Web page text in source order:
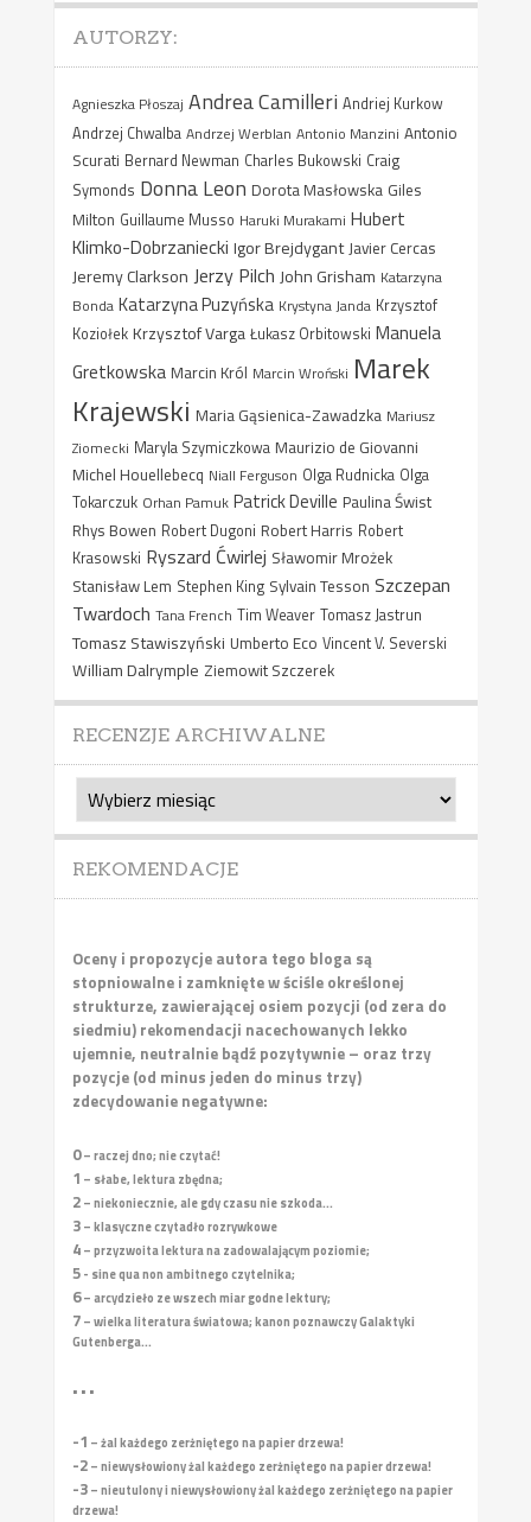
AUTORZY:
Agnieszka Płoszaj Andrea Camilleri Andriej Kurkow
Andrzej Chwalba Andrzej Werblan Antonio Manzini Antonio
Scurati Bernard Newman Charles Bukowski Craig
Symonds Donna Leon Dorota Masłowska Giles
Milton Guillaume Musso Haruki Murakami Hubert
Klimko-Dobrzaniecki Igor Brejdygant Javier Cercas
Jeremy Clarkson Jerzy Pilch John Grisham Katarzyna
Bonda Katarzyna Puzyńska Krystyna Janda Krzysztof
Koziołek Krzysztof Varga Łukasz Orbitowski Manuela
Gretkowska Marcin Król Marcin Wroński Marek
Krajewski Maria Gąsienica-Zawadzka Mariusz
Ziomecki Maryla Szymiczkowa Maurizio de Giovanni
Michel Houellebecq Niall Ferguson Olga Rudnicka Olga
Tokarczuk Orhan Pamuk Patrick Deville Paulina Świst
Rhys Bowen Robert Dugoni Robert Harris Robert
Krasowski Ryszard Ćwirlej Sławomir Mrożek
Stanisław Lem Stephen King Sylvain Tesson Szczepan
Twardoch Tana French Tim Weaver Tomasz Jastrun
Tomasz Stawiszyński Umberto Eco Vincent V. Severski
William Dalrymple Ziemowit Szczerek
RECENZJE ARCHIWALNE
Recenzje
archiwalne
REKOMENDACJE
Oceny i propozycje autora tego bloga są
stopniowalne i zamknięte w ściśle określonej
strukturze, zawierającej osiem pozycji (od zera do
siedmiu) rekomendacji nacechowanych lekko
ujemnie, neutralnie bądź pozytywnie – oraz trzy
pozycje (od minus jeden do minus trzy)
zdecydowanie negatywne:
0– raczej dno; nie czytać!
1 – słabe, lektura zbędna;
2– niekoniecznie, ale gdy czasu nie szkoda...
3– klasyczne czytadło rozrywkowe
4– przyzwoita lektura na zadowalającym poziomie;
5- sine qua non ambitnego czytelnika;
6– arcydzieło ze wszech miar godne lektury;
7– wielka literatura światowa; kanon poznawczy Galaktyki
Gutenberga...
• • •
-1 – żal każdego zerżniętego na papier drzewa!
-2– niewysłowiony żal każdego zerżniętego na papier drzewa!
-3– nieutulony i niewysłowiony żal każdego zerżniętego na papier
drzewa!